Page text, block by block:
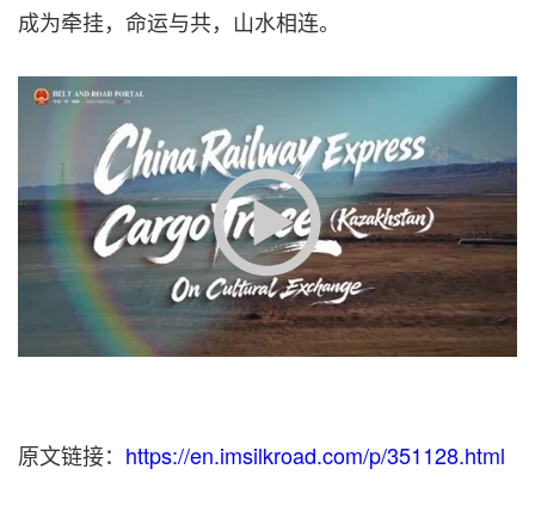
成为牵挂，命运与共，山水相连。
原文链接： https://en.imsilkroad.com/p/351128.html